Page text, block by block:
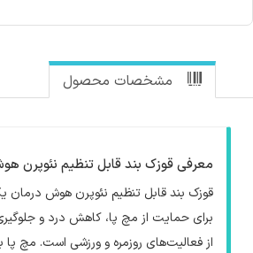
مشخصات محصول
معرفی قوزک بند قابل تنظیم نئوپرن
قوزک بند قابل تنظیم نئوپرن هوش درمان
برای حمایت از مچ پا، کاهش درد و
از فعالیت‌های روزمره و ورزشی است. مچ